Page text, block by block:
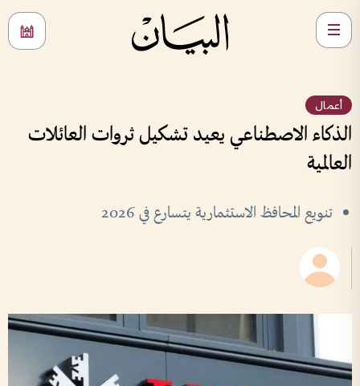
أعمال
الذكاء الاصطناعي يعيد تشكيل ثروات العائلات
العالمية
تنويع المحافظ الاستثمارية يتسارع في 2026